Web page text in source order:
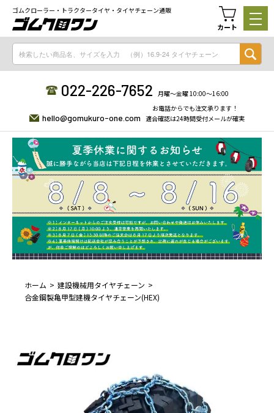
ゴムクローラー・トラクタータイヤ・タイヤチェーン通販
カート
022-226-7652 月曜〜金曜 10:00〜16:00
hello@gomukuro-one.com
お電話からでも注文承ります！
適合確認は24時間受付メールが確実
ホーム
建設機械用タイヤチェーン
合金鋼製亀甲型建機タイヤチェーン(HEX)